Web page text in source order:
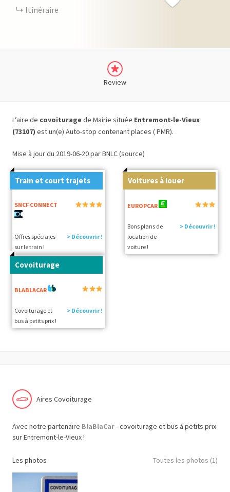
Itinéraire
Review
L’aire de covoiturage de Mairie située Entremont-le-Vieux
(73107) est un(e) Auto-stop contenant places ( PMR).
Mise à jour du 2019-06-20 par BNLC (source)
Train et court trajets
SNCF CONNECT
Offres spéciales
sur le train !
> Découvrir !
Voitures à louer
EUROPCAR
Bons plans de
location de
voiture !
> Découvrir !
Covoiturage
BLABLACAR
Covoiturage et
bus à petits prix !
> Découvrir !
Aires Covoiturage
Avec notre partenaire BlaBlaCar- covoiturage et bus à petits prix
sur Entremont-le-Vieux !
Les photos Toutes les photos (1)